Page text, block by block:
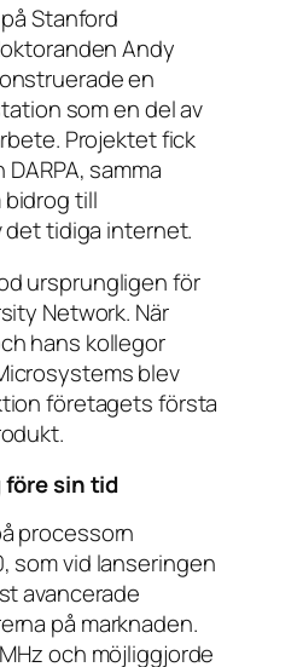
Stanford
Andy
en
som en del av
Projektet fick
samma
till
det tidiga internet.
ursprungligen för
Network. När
hans kollegor
blev
företagets första
före sin tid
processorn
som vid lanseringen
avancerade
på marknaden.
och möjliggjorde